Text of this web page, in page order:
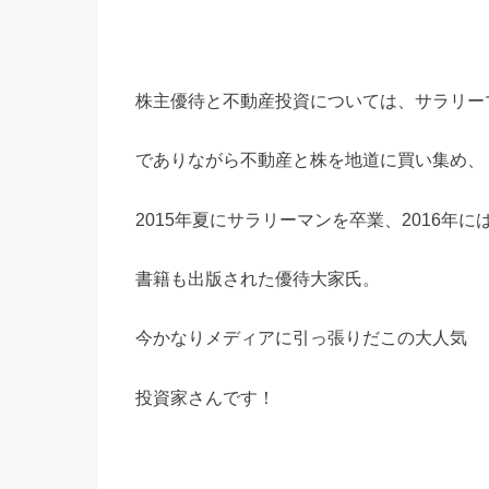
株主優待と不動産投資については、サラリー
でありながら不動産と株を地道に買い集め、
2015年夏にサラリーマンを卒業、2016年に
書籍も出版された優待大家氏。
今かなりメディアに引っ張りだこの大人気
投資家さんです！